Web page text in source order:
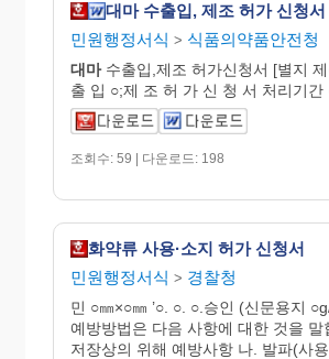
대마 수출입, 제조 허가 신청서
민원행정서식 > 식품의약품안전청
대마수출입,제조 허가신청서 [별지
출 입 ○;제 조 허 가 신 청 서 처리기간
조회수: 59 | 다운로드: 198
화약류 사용·소지 허가 신청서
민원행정서식 > 경찰청
민 ○㎜×○㎜ ’○. ○. ○.승인 (신문용지
예방방법은 다음 사항에 대한 것을 말
저장상의 위해 예방사항 나. 발파(사